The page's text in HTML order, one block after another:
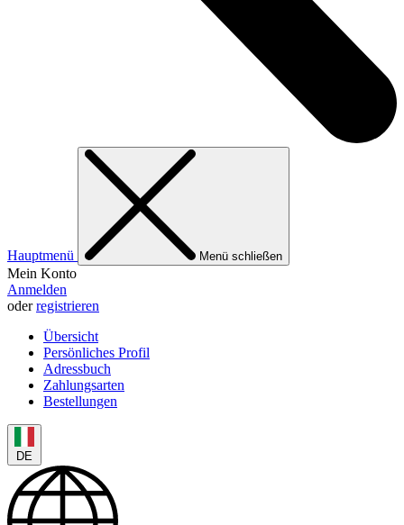
Hauptmenü Menü schließen
Mein Konto
Anmelden
oderregistrieren
Übersicht
Persönliches Profil
Adressbuch
Zahlungsarten
Bestellungen
DE